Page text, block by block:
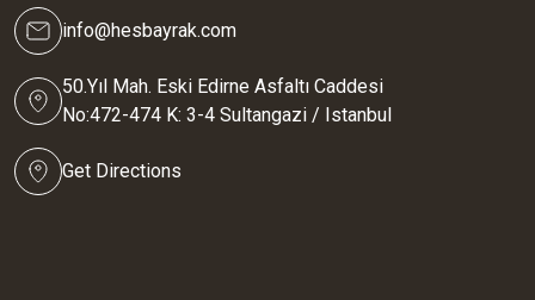
info@hesbayrak.com
50.Yıl Mah. Eski Edirne Asfaltı Caddesi
No:472-474 K: 3-4 Sultangazi / Istanbul
Get Directions